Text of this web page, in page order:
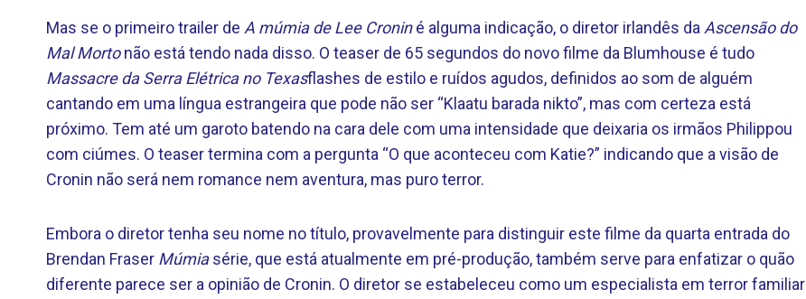
Mas se o primeiro trailer de A múmia de Lee Croniné alguma indicação, o diretor irlandês da Ascensão do
Mal Mortonão está tendo nada disso. O teaser de 65 segundos do novo filme da Blumhouse é tudo
Massacre da Serra Elétrica no Texasflashes de estilo e ruídos agudos, definidos ao som de alguém
cantando em uma língua estrangeira que pode não ser “Klaatu barada nikto”, mas com certeza está
próximo. Tem até um garoto batendo na cara dele com uma intensidade que deixaria os irmãos Philippou
com ciúmes. O teaser termina com a pergunta “O que aconteceu com Katie?” indicando que a visão de
Cronin não será nem romance nem aventura, mas puro terror.
Embora o diretor tenha seu nome no título, provavelmente para distinguir este filme da quarta entrada do
Brendan Fraser Múmiasérie, que está atualmente em pré-produção, também serve para enfatizar o quão
diferente parece ser a opinião de Cronin. O diretor se estabeleceu como um especialista em terror familiar